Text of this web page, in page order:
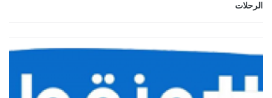
الرحلات